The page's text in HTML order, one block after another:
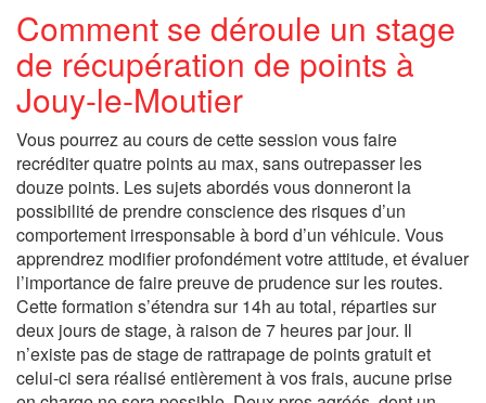
Comment se déroule un stage
de récupération de points à
Jouy-le-Moutier
Vous pourrez au cours de cette session vous faire
recréditer quatre points au max, sans outrepasser les
douze points. Les sujets abordés vous donneront la
possibilité de prendre conscience des risques d’un
comportement irresponsable à bord d’un véhicule. Vous
apprendrez modifier profondément votre attitude, et évaluer
l’importance de faire preuve de prudence sur les routes.
Cette formation s’étendra sur 14h au total, réparties sur
deux jours de stage, à raison de 7 heures par jour. Il
n’existe pas de stage de rattrapage de points gratuit et
celui-ci sera réalisé entièrement à vos frais, aucune prise